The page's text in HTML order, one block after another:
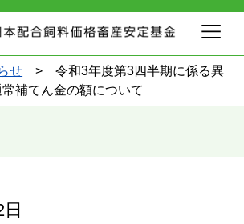
せ > 令和3年度第3四半期に係る異
補てん金の額について